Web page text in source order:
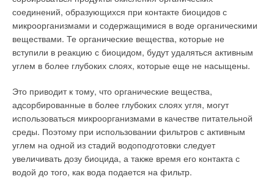
соединений, образующихся при контакте биоцидов с
микроорганизмами и содержащимися в воде органическими
веществами. Те органические вещества, которые не
вступили в реакцию с биоцидом, будут удаляться активным
углем в более глубоких слоях, которые еще не насыщены.
Это приводит к тому, что органические вещества,
адсорбированные в более глубоких слоях угля, могут
использоваться микроорганизмами в качестве питательной
среды. Поэтому при использовании фильтров с активным
углем на одной из стадий водоподготовки следует
увеличивать дозу биоцида, а также время его контакта с
водой до того, как вода подается на фильтр.